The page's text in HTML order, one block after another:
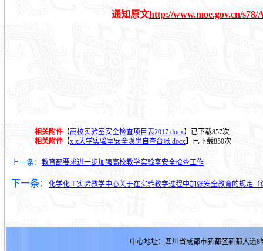
通知原文http://www.moe.gov.cn/s78/
相关附件 【高校实验室安全检查项目表2017.docx】已下载857次
相关附件 【x x大学实验室安全隐患自查台账.docx】已下载850次
上一条： 教育部要求进一步加强高校教学实验室安全检查工作
下一条： 化学化工实验教学中心关于在实验教学过程中加强安全教育的规定（
中心地址：四川省成都市新都区新都大